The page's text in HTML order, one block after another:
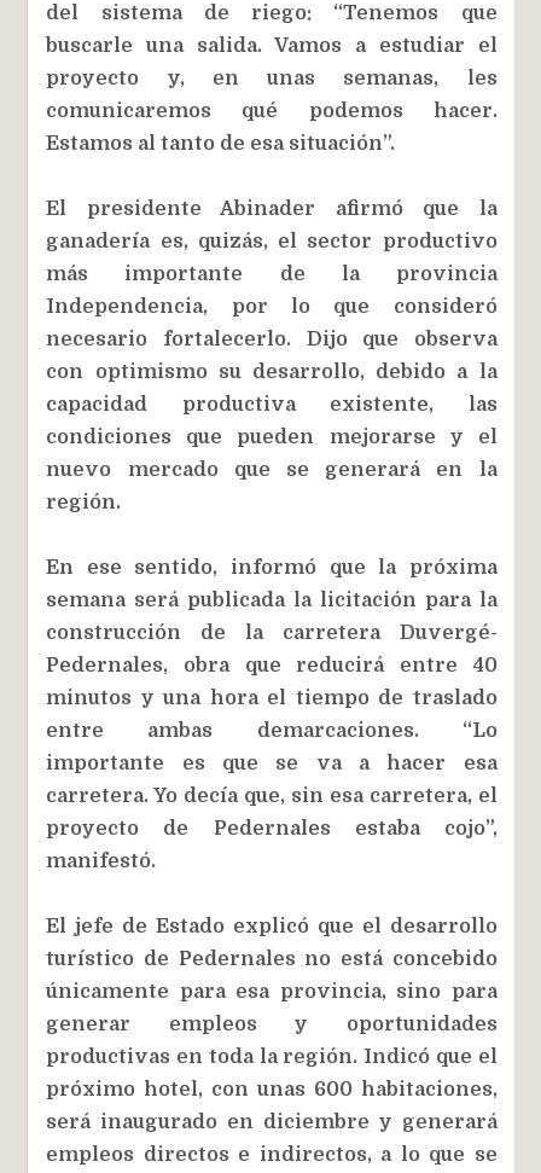
del sistema de riego: “Tenemos que
buscarle una salida. Vamos a estudiar el
proyecto y, en unas semanas, les
comunicaremos qué podemos hacer.
Estamos al tanto de esa situación”.
El presidente Abinader afirmó que la
ganadería es, quizás, el sector productivo
más importante de la provincia
Independencia, por lo que consideró
necesario fortalecerlo. Dijo que observa
con optimismo su desarrollo, debido a la
capacidad productiva existente, las
condiciones que pueden mejorarse y el
nuevo mercado que se generará en la
región.
En ese sentido, informó que la próxima
semana será publicada la licitación para la
construcción de la carretera Duvergé-
Pedernales, obra que reducirá entre 40
minutos y una hora el tiempo de traslado
entre ambas demarcaciones. “Lo
importante es que se va a hacer esa
carretera. Yo decía que, sin esa carretera, el
proyecto de Pedernales estaba cojo”,
manifestó.
El jefe de Estado explicó que el desarrollo
turístico de Pedernales no está concebido
únicamente para esa provincia, sino para
generar empleos y oportunidades
productivas en toda la región. Indicó que el
próximo hotel, con unas 600 habitaciones,
será inaugurado en diciembre y generará
empleos directos e indirectos, a lo que se